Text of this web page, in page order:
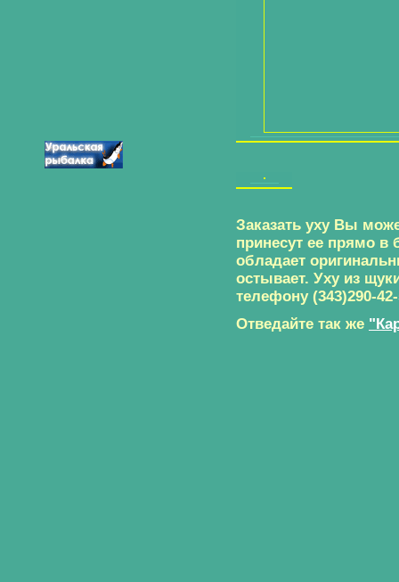
Заказать уху Вы
принесут ее прямо в
обладает
остывает. Уху из
телефону (343)290-
Отведайте так же